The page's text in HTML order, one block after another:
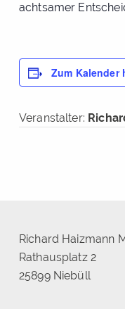
achtsamer
Zum Kalender
Veranstalter:
Richard Haizmann
Rathausplatz 2
25899 Niebüll